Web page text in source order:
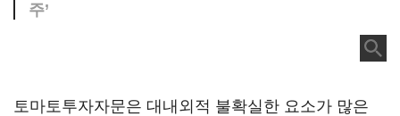
주’
토마토투자자문은 대내외적 불확실한 요소가 많은